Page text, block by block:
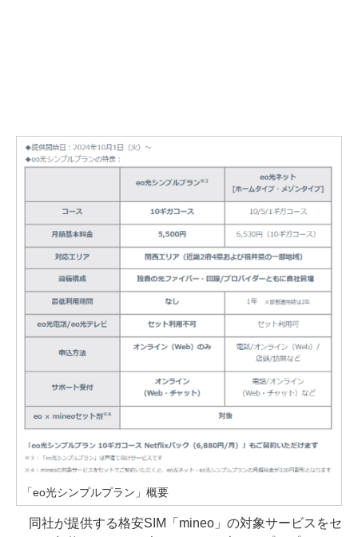
「eo光シンプルプラン」概要
同社が提供する格安SIM「mineo」の対象サービスをセ